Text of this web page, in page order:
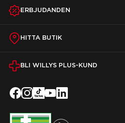
ERBJUDANDEN
HITTA BUTIK
BLI WILLYS PLUS-KUND